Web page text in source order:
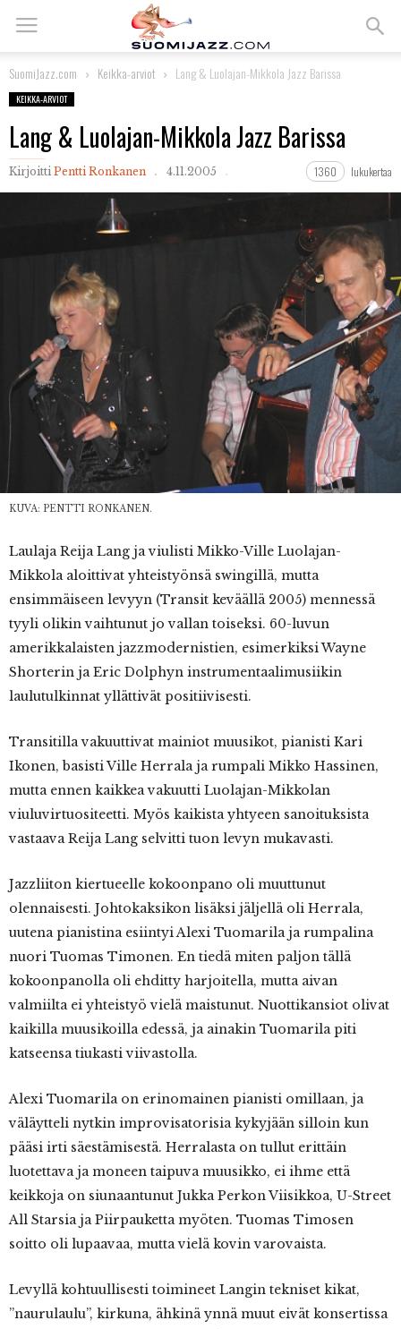
SuomiJazz.com Keikka-arviot Lang & Luolajan-Mikkola Jazz Barissa
KEIKKA-ARVIOT
Lang & Luolajan-Mikkola Jazz Barissa
Kirjoitti Pentti Ronkanen 4.11.2005 1360 lukukertaa
KUVA: PENTTI RONKANEN.
LaulajaReija Lang ja viulisti Mikko-Ville Luolajan-
Mikkola aloittivat yhteistyönsä swingillä, mutta
ensimmäiseen levyyn (Transit keväällä 2005) mennessä
tyyli olikin vaihtunut jo vallan toiseksi. 60-luvun
amerikkalaisten jazzmodernistien, esimerkiksi Wayne
Shorterin ja Eric Dolphyn instrumentaalimusiikin
laulutulkinnat yllättivät positiivisesti.
Transitilla vakuuttivat mainiot muusikot, pianisti Kari
Ikonen, basisti Ville Herrala ja rumpali Mikko Hassinen,
mutta ennen kaikkea vakuutti Luolajan-Mikkolan
viuluvirtuositeetti. Myös kaikista yhtyeen sanoituksista
vastaava Reija Lang selvitti tuon levyn mukavasti.
Jazzliiton kiertueelle kokoonpano oli muuttunut
olennaisesti. Johtokaksikon lisäksi jäljellä oli Herrala,
uutena pianistina esiintyi Alexi Tuomarila ja rumpalina
nuori Tuomas Timonen. En tiedä miten paljon tällä
kokoonpanolla oli ehditty harjoitella, mutta aivan
valmiilta ei yhteistyö vielä maistunut. Nuottikansiot olivat
kaikilla muusikoilla edessä, ja ainakin Tuomarila piti
katseensa tiukasti viivastolla.
Alexi Tuomarila on erinomainen pianisti omillaan, ja
väläytteli nytkin improvisatorisia kykyjään silloin kun
pääsi irti säestämisestä. Herralasta on tullut erittäin
luotettava ja moneen taipuva muusikko, ei ihme että
keikkoja on siunaantunut Jukka Perkon Viisikkoa, U-Street
All Starsia ja Piirpauketta myöten. Tuomas Timosen
soitto oli lupaavaa, mutta vielä kovin varovaista.
Levyllä kohtuullisesti toimineet Langin tekniset kikat,
”naurulaulu”, kirkuna, ähkinä ynnä muut eivät konsertissa